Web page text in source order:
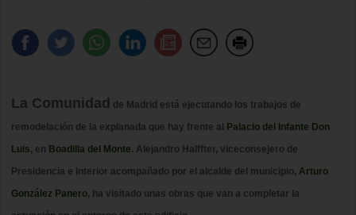
La Comunidad de Madrid está ejecutando los trabajos de
remodelación de la explanada que hay frente al
Palacio del Infante Don
Luis, en Boadilla del Monte. Alejandro Halffter, viceconsejero de
Presidencia e Interior acompañado por el alcalde del municipio, Arturo
González Panero, ha visitado unas obras que van a completar la